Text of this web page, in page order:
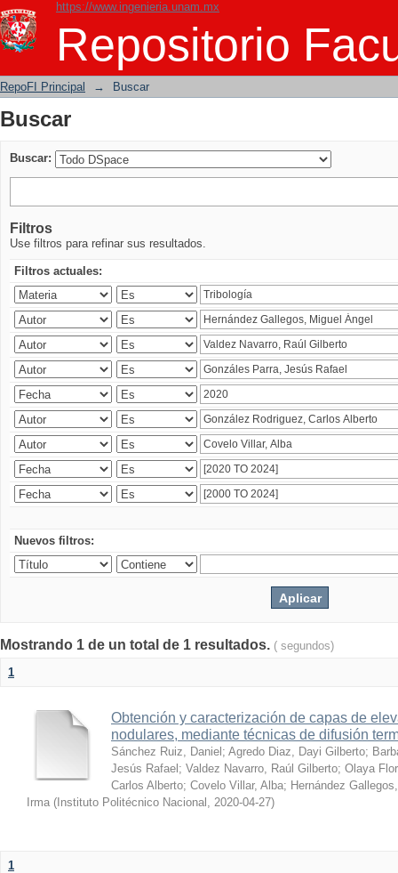
https://www.ingenieria.unam.mx
Repositorio
Buscar
RepoFI Principal → Buscar
Buscar
Buscar:
Filtros
Use filtros para refinar sus resultados.
Filtros actuales:
Nuevos filtros:
Mostrando 1 de un total de 1 resultados. ( segundos)
1
Obtención y caracterización de capas de
nodulares, mediante técnicas de difusión
Sánchez Ruiz, Daniel ; Agredo Diaz, Dayi Gilberto;
Jesús Rafael ; Valdez Navarro, Raúl Gilberto; Olaya
Carlos Alberto; Covelo Villar, Alba; Hernández
Irma ( Instituto Politécnico Nacional , 2020-04-27)
1